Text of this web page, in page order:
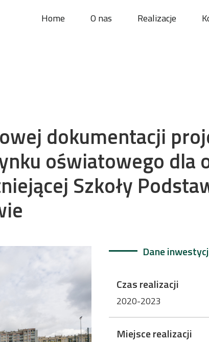
Home O nas Realizacje
dokumentacji
oświatowego dla
Szkoły
Dane
Czas realizacji
2020-2023
Miejsce realizacji